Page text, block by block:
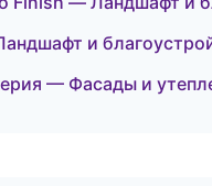
и
— Фасады и